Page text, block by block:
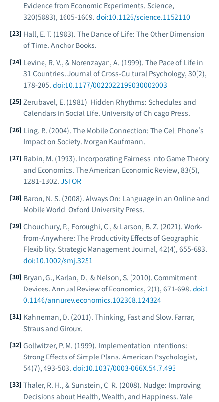
Evidence from Economic Experiments. Science,
320(5883), 1605-1609. doi:10.1126/science.1152110
Hall, E. T. (1983). The Dance of Life: The Other Dimension
of Time. Anchor Books.
Levine, R. V., & Norenzayan, A. (1999). The Pace of Life in
31 Countries. Journal of Cross-Cultural Psychology, 30(2),
178-205. doi:10.1177/0022022199030002003
Zerubavel, E. (1981). Hidden Rhythms: Schedules and
Calendars in Social Life. University of Chicago Press.
Ling, R. (2004). The Mobile Connection: The Cell Phone's
Impact on Society. Morgan Kaufmann.
Rabin, M. (1993). Incorporating Fairness into Game Theory
and Economics. The American Economic Review, 83(5),
1281-1302. JSTOR
Baron, N. S. (2008). Always On: Language in an Online and
Mobile World. Oxford University Press.
Choudhury, P., Foroughi, C., & Larson, B. Z. (2021). Work-
from-Anywhere: The Productivity Effects of Geographic
Flexibility. Strategic Management Journal, 42(4), 655-683.
doi:10.1002/smj.3251
Bryan, G., Karlan, D., & Nelson, S. (2010). Commitment
Devices. Annual Review of Economics, 2(1), 671-698. doi:1
0.1146/annurev.economics.102308.124324
Kahneman, D. (2011). Thinking, Fast and Slow. Farrar,
Straus and Giroux.
Gollwitzer, P. M. (1999). Implementation Intentions:
Strong Effects of Simple Plans. American Psychologist,
54(7), 493-503. doi:10.1037/0003-066X.54.7.493
Thaler, R. H., & Sunstein, C. R. (2008). Nudge: Improving
Decisions about Health, Wealth, and Happiness. Yale